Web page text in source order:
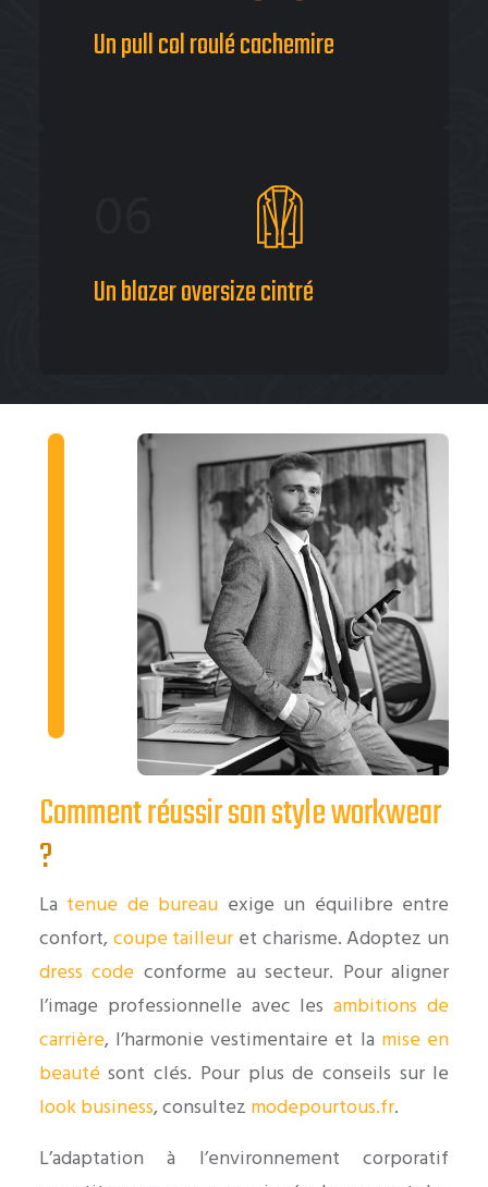
Un pull col roulé cachemire
Un blazer oversize cintré
Comment réussir son style workwear
?
La tenue de bureau exige un équilibre entre
confort, coupe tailleuret charisme. Adoptez un
dress code conforme au secteur. Pour aligner
l’image professionnelle avec lesambitions de
carrière, l’harmonie vestimentaire et la mise en
beautésont clés. Pour plus de conseils sur le
look business, consultez modepourtous.fr.
L’adaptation à l’environnement corporatif